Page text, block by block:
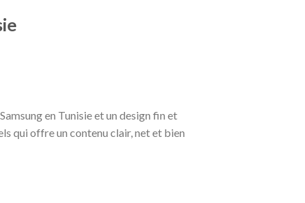
en Tunisie et un design fin et
qui offre un contenu clair, net et bien